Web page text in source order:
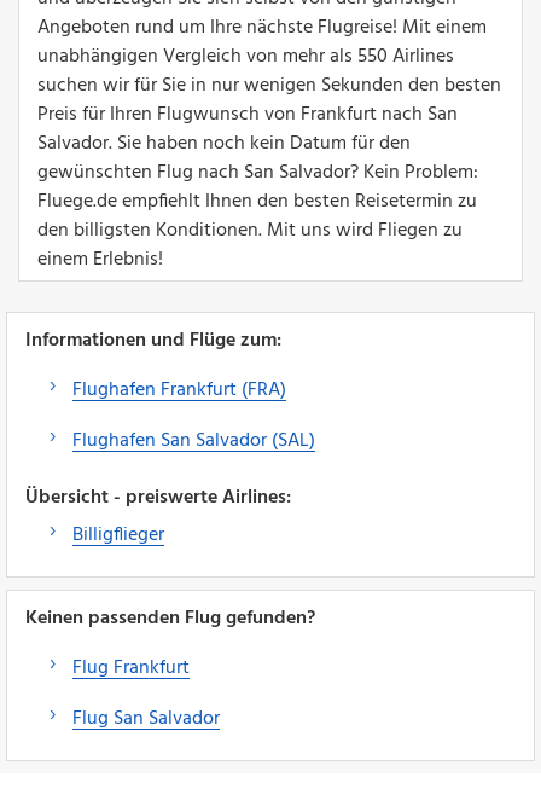
Angeboten rund um Ihre nächste Flugreise! Mit einem
unabhängigen Vergleich von mehr als 550 Airlines
suchen wir für Sie in nur wenigen Sekunden den besten
Preis für Ihren Flugwunsch von Frankfurt nach San
Salvador. Sie haben noch kein Datum für den
gewünschten Flug nach San Salvador? Kein Problem:
Fluege.de empfiehlt Ihnen den besten Reisetermin zu
den billigsten Konditionen. Mit uns wird Fliegen zu
einem Erlebnis!
Informationen und Flüge zum:
Flughafen Frankfurt (FRA)
Flughafen San Salvador (SAL)
Übersicht - preiswerte Airlines:
Billigflieger
Keinen passenden Flug gefunden?
Flug Frankfurt
Flug San Salvador